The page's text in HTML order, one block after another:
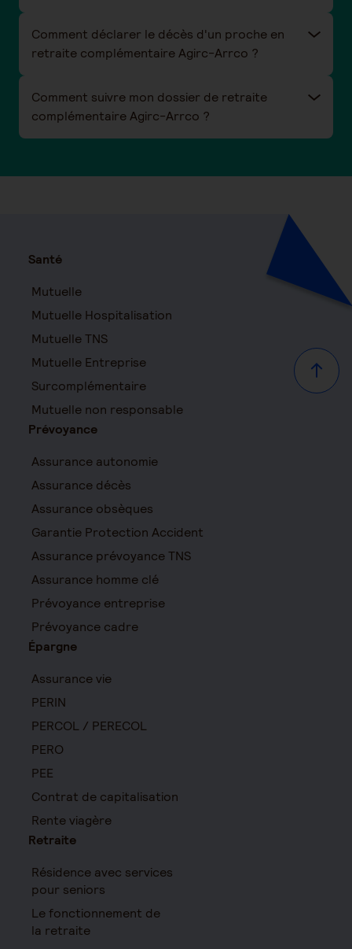
Comment déclarer le décès d'un proche en
retraite complémentaire Agirc-Arrco ?
Comment suivre mon dossier de retraite
complémentaire Agirc-Arrco ?
Haut
Santé
Mutuelle
Mutuelle Hospitalisation
Mutuelle TNS
Mutuelle Entreprise
Surcomplémentaire
Mutuelle non responsable
Prévoyance
Assurance autonomie
Assurance décès
Assurance obsèques
Garantie Protection Accident
Assurance prévoyance TNS
Assurance homme clé
Prévoyance entreprise
Prévoyance cadre
Épargne
Assurance vie
PERIN
PERCOL / PERECOL
PERO
PEE
Contrat de capitalisation
Rente viagère
Retraite
Résidence avec services
pour seniors
Le fonctionnement de
la retraite